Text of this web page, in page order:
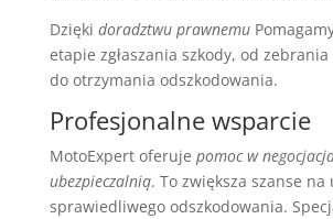
Dzięki doradztwu prawnemu
etapie zgłaszania szkody, od
do otrzymania odszkodowania.
Profesjonalne wsparcie
MotoExpert oferuje pomoc w
ubezpieczalnią. To zwiększa szanse na
sprawiedliwego odszkodowania.